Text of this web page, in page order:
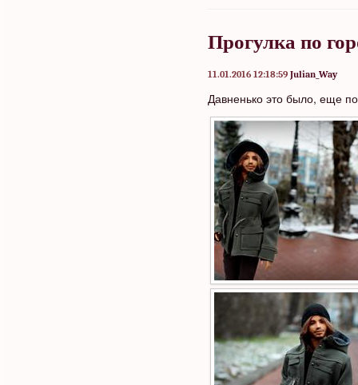
Прогулка по
11.01.2016 12:18:59 Julian_Way
Давненько это было, еще